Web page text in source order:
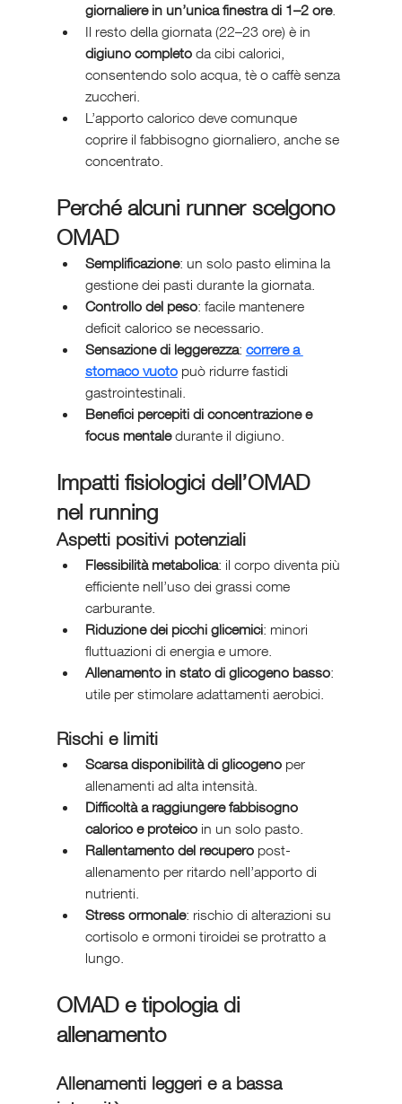
giornaliere in un’unica finestra di 1–2 ore.
Il resto della giornata (22–23 ore) è in
digiuno completo da cibi calorici,
consentendo solo acqua, tè o caffè senza
zuccheri.
L’apporto calorico deve comunque
coprire il fabbisogno giornaliero, anche se
concentrato.
Perché alcuni runner scelgono
OMAD
Semplificazione: un solo pasto elimina la
gestione dei pasti durante la giornata.
Controllo del peso: facile mantenere
deficit calorico se necessario.
Sensazione di leggerezza: correre a
stomaco vuoto può ridurre fastidi
gastrointestinali.
Benefici percepiti di concentrazione e
focus mentale durante il digiuno.
Impatti fisiologici dell’OMAD
nel running
Aspetti positivi potenziali
Flessibilità metabolica: il corpo diventa più
efficiente nell’uso dei grassi come
carburante.
Riduzione dei picchi glicemici: minori
fluttuazioni di energia e umore.
Allenamento in stato di glicogeno basso:
utile per stimolare adattamenti aerobici.
Rischi e limiti
Scarsa disponibilità di glicogeno per
allenamenti ad alta intensità.
Difficoltà a raggiungere fabbisogno
calorico e proteico in un solo pasto.
Rallentamento del recupero post-
allenamento per ritardo nell’apporto di
nutrienti.
Stress ormonale: rischio di alterazioni su
cortisolo e ormoni tiroidei se protratto a
lungo.
OMAD e tipologia di
allenamento
Allenamenti leggeri e a bassa